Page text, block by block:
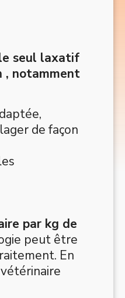
seul laxatif
, notamment
de façon
par kg de
peut être
En